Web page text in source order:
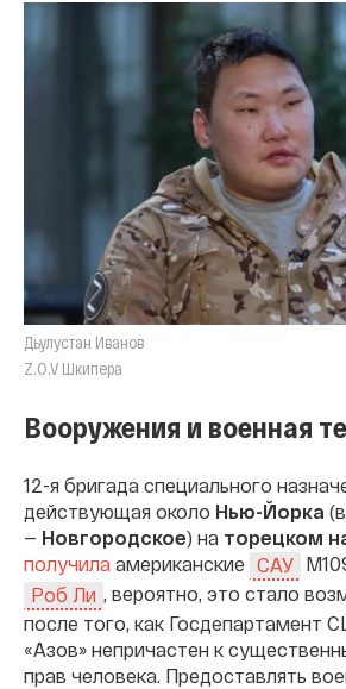
Дьулустан Иванов
Z.O.V Шкипера
Вооружения и военная
12-я бригада специального
действующая около Нью-Йорка
— Новгородское) на торецком
получила американские САУ
Роб Ли , вероятно, это стало
после того, как Госдепартамент
«Азов» непричастен к
прав человека. Предоставлять